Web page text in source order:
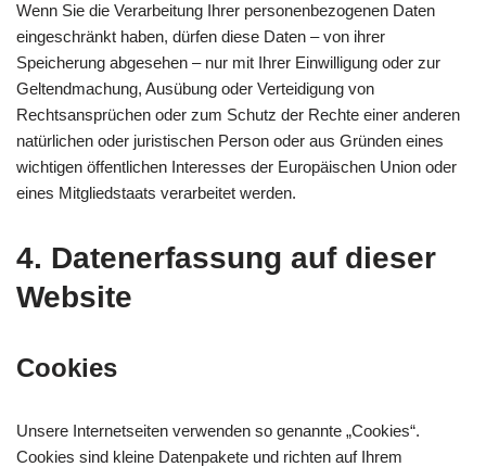
Wenn Sie die Verarbeitung Ihrer personenbezogenen Daten
eingeschränkt haben, dürfen diese Daten – von ihrer
Speicherung abgesehen – nur mit Ihrer Einwilligung oder zur
Geltendmachung, Ausübung oder Verteidigung von
Rechtsansprüchen oder zum Schutz der Rechte einer anderen
natürlichen oder juristischen Person oder aus Gründen eines
wichtigen öffentlichen Interesses der Europäischen Union oder
eines Mitgliedstaats verarbeitet werden.
4. Datenerfassung auf dieser
Website
Cookies
Unsere Internetseiten verwenden so genannte „Cookies“.
Cookies sind kleine Datenpakete und richten auf Ihrem